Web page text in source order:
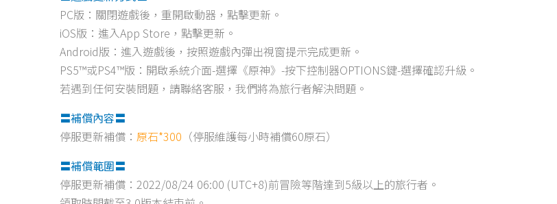
PC版：關閉遊戲後，重開啟動器，點擊更新。
iOS版：進入App Store，點擊更新。
Android版：進入遊戲後，按照遊戲內彈出視窗提示完成更新。
PS5™或PS4™版：開啟系統介面-選擇《原神》-按下控制器OPTIONS鍵-選擇確認升級。
若遇到任何安裝問題，請聯絡客服，我們將為旅行者解決問題。
〓補償內容〓
停服更新補償： 原石*300 （停服維護每小時補償60原石）
〓補償範圍〓
停服更新補償：2022/08/24 06:00 (UTC+8)前冒險等階達到5級以上的旅行者。